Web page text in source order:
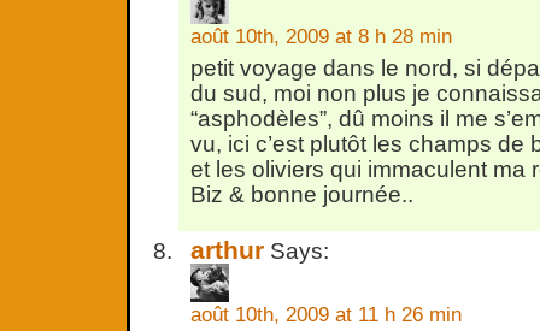
août 10th, 2009 at 8 h 28 min
petit voyage dans le nord, si
du sud, moi non plus je
“asphodèles”, dû moins il me
vu, ici c’est plutôt les champs de
et les oliviers qui immaculent ma
Biz & bonne journée..
arthur Says:
août 10th, 2009 at 11 h 26 min